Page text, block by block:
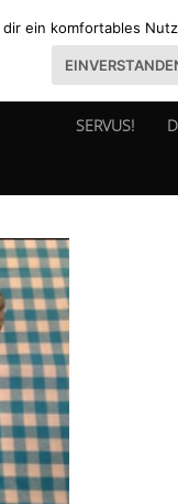
SERVUS!
ein komfortables